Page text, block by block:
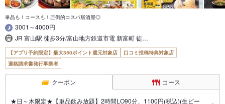
単品も！コースも！圧倒的コスパ居酒屋◎
3001～4000円
JR 富山駅 徒歩3分/富山地方鉄道市電 新富町 徒…
【アプリ予約限定】最大350ポイント還元対象店
口コミ投稿特典対象店
適格請求書発行事業者
クーポン コース
★日～木限定★【単品飲み放題】2時間LO90分、1100円(税込)(生ビー